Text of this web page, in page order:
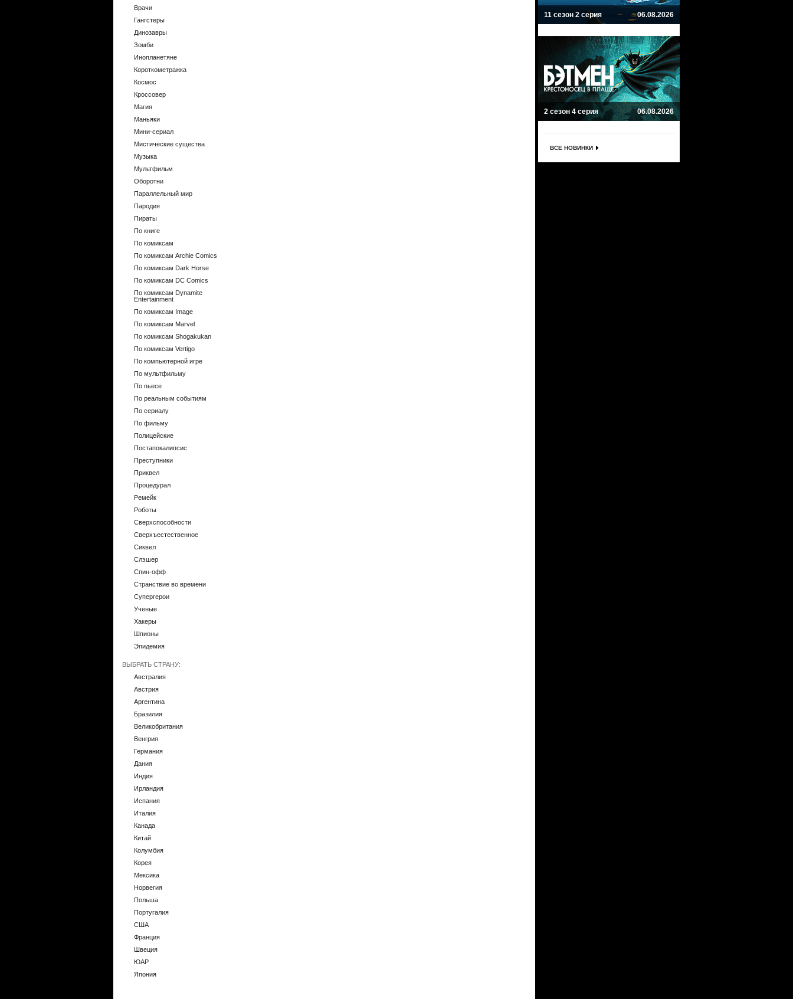
Врачи
Гангстеры
Динозавры
Зомби
Инопланетяне
Короткометражка
Космос
Кроссовер
Магия
Маньяки
Мини-сериал
Мистические существа
Музыка
Мультфильм
Оборотни
Параллельный мир
Пародия
Пираты
По книге
По комиксам
По комиксам Archie Comics
По комиксам Dark Horse
По комиксам DC Comics
По комиксам Dynamite
Entertainment
По комиксам Image
По комиксам Marvel
По комиксам Shogakukan
По комиксам Vertigo
По компьютерной игре
По мультфильму
По пьесе
По реальным событиям
По сериалу
По фильму
Полицейские
Постапокалипсис
Преступники
Приквел
Процедурал
Ремейк
Роботы
Сверхспособности
Сверхъестественное
Сиквел
Слэшер
Спин-офф
Странствие во времени
Супергерои
Ученые
Хакеры
Шпионы
Эпидемия
ВЫБРАТЬ СТРАНУ:
Австралия
Австрия
Аргентина
Бразилия
Великобритания
Венгрия
Германия
Дания
Индия
Ирландия
Испания
Италия
Канада
Китай
Колумбия
Корея
Мексика
Норвегия
Польша
Португалия
США
Франция
Швеция
ЮАР
Япония
11 сезон 2 серия 06.08.2026
2 сезон 4 серия 06.08.2026
ВСЕ НОВИНКИ